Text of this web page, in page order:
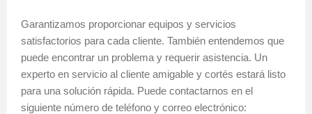
Garantizamos proporcionar equipos y servicios
satisfactorios para cada cliente. También entendemos que
puede encontrar un problema y requerir asistencia. Un
experto en servicio al cliente amigable y cortés estará listo
para una solución rápida. Puede contactarnos en el
siguiente número de teléfono y correo electrónico: